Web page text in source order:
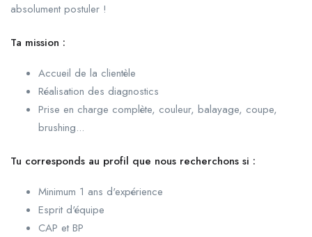
absolument postuler !
Ta mission :
Accueil de la clientèle
Réalisation des diagnostics
Prise en charge complète, couleur, balayage, coupe,
brushing...
Tu corresponds au profil que nous recherchons si :
Minimum 1 ans d'expérience
Esprit d'équipe
CAP et BP